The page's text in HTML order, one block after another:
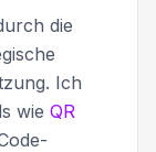
die
Ich
wie QR